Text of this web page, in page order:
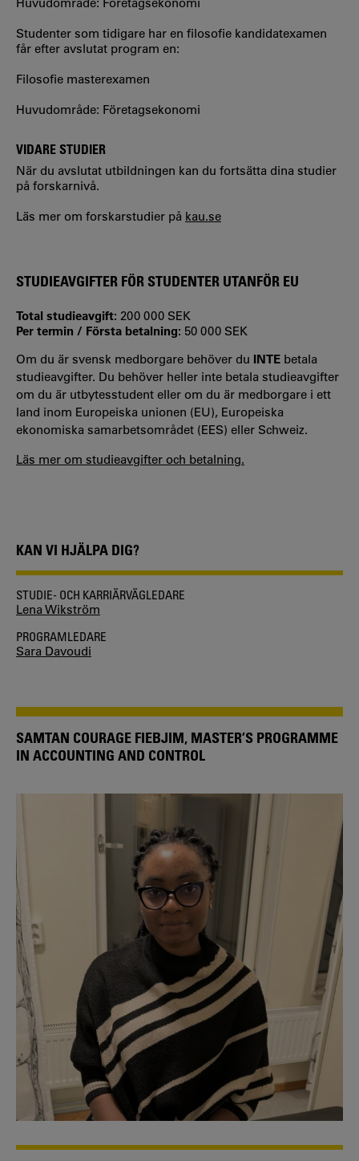
Studenter som tidigare har en filosofie kandidatexamen
får efter avslutat program en:
Filosofie masterexamen
Huvudområde: Företagsekonomi
VIDARE STUDIER
När du avslutat utbildningen kan du fortsätta dina studier
på forskarnivå.
Läs mer om forskarstudier på kau.se
STUDIEAVGIFTER FÖR STUDENTER UTANFÖR EU
Total studieavgift: 200 000 SEK
Per termin / Första betalning: 50 000 SEK
Om du är svensk medborgare behöver du INTE betala
studieavgifter. Du behöver heller inte betala studieavgifter
om du är utbytesstudent eller om du är medborgare i ett
land inom Europeiska unionen (EU), Europeiska
ekonomiska samarbetsområdet (EES) eller Schweiz.
Läs mer om studieavgifter och betalning.
KAN VI HJÄLPA DIG?
STUDIE- OCH KARRIÄRVÄGLEDARE
Lena Wikström
PROGRAMLEDARE
Sara Davoudi
SAMTAN COURAGE FIEBJIM, MASTER’S PROGRAMME
IN ACCOUNTING AND CONTROL